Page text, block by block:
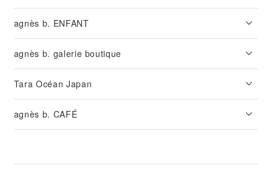
agnès b. ENFANT
agnès b. galerie boutique
Tara Océan Japan
agnès b. CAFÉ